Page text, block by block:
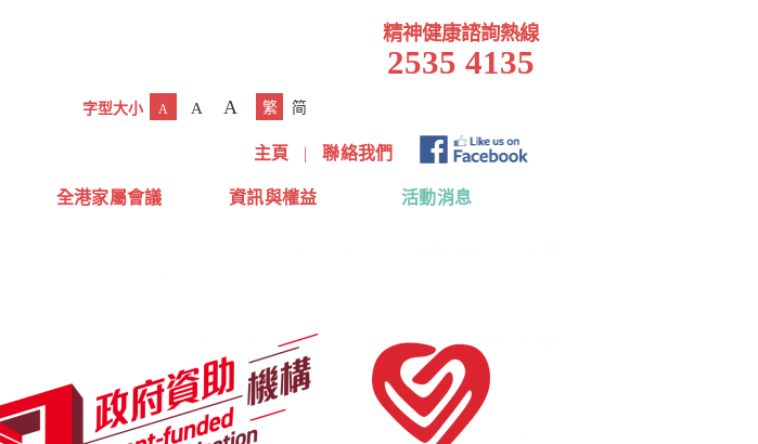
精神健康諮詢熱線
2535 4135
字型大小 A A A 繁 简
主頁 | 聯絡我們
全港家屬會議 資訊與權益 活動消息